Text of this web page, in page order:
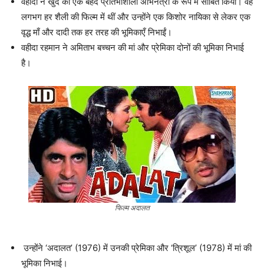
लगभग हर शैली की फिल्म में थीं और उन्होंने एक किशोर नायिका से लेकर एक
वृद्ध माँ और दादी तक हर तरह की भूमिकाएँ निभाईं।
वहीदा रहमान ने अमिताभ बच्चन की मां और प्रेमिका दोनों की भूमिका निभाई
है।
फिल्म अदालत
उन्होंने ‘अदालत’ (1976) में उनकी प्रेमिका और ‘त्रिशूल’ (1978) में मां की
भूमिका निभाई।